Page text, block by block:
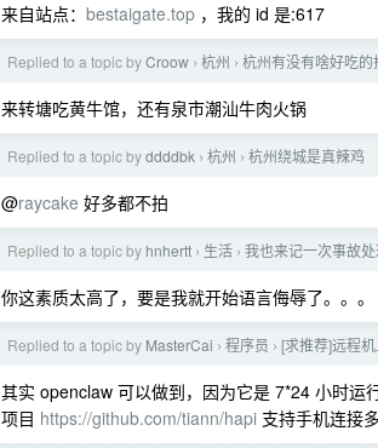
来自站点： bestaigate.top ，我的 id 是:617
Replied to a topic byCroow › 杭州 › 杭州有没有啥好吃的
来转塘吃黄牛馆，还有泉市潮汕牛肉火锅
Replied to a topic byddddbk › 杭州 › 杭州绕城是真辣鸡
@raycake 好多都不拍
Replied to a topic by hnhertt › 生活 › 我也来记一次事故
你这素质太高了，要是我就开始语言侮辱了。。。
Replied to a topic by MasterCai › 程序员 › [求推荐]远程
其实 openclaw 可以做到，因为它是 7*24 小时
项目 https://github.com/tiann/hapi 支持手机连接